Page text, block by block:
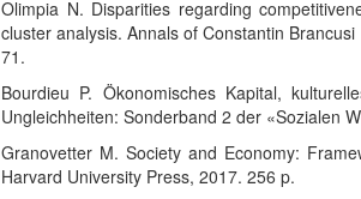
Olimpia N. Disparities regarding
cluster analysis. Annals of Constantin
71.
Bourdieu P. Ökonomisches Kapital,
Ungleichheiten: Sonderband 2 der «Sozialen
Granovetter M. Society and Economy:
Harvard University Press, 2017. 256 p.